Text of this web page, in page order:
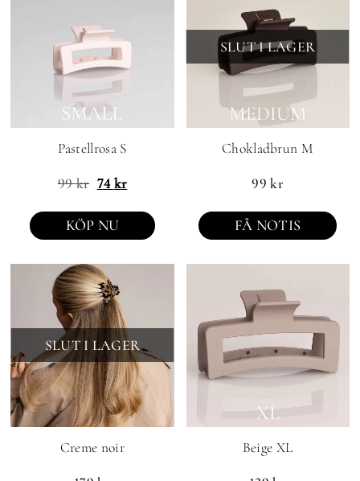
Pastellrosa S
99kr 74kr
KÖP NU
SLUT I LAGER
Chokladbrun M
99kr
FÅ NOTIS
SLUT I LAGER
Creme noir Beige XL